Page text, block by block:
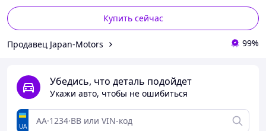
Купить сейчас
Продавец Japan-Motors 99%
Убедись, что деталь подойдет
Укажи авто, чтобы не ошибиться
UA